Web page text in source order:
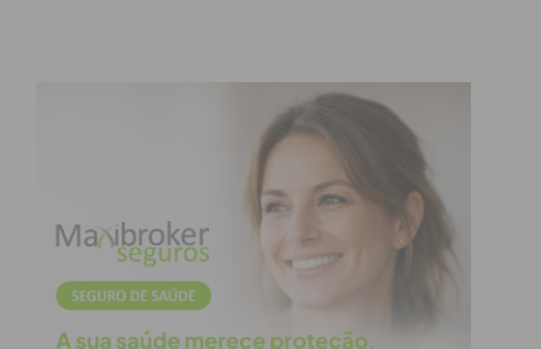
Subscreva a newsletter do
Imediato
Assine nossa newsletter por e-mail e
obtenha de forma regular a informação
atualizada.